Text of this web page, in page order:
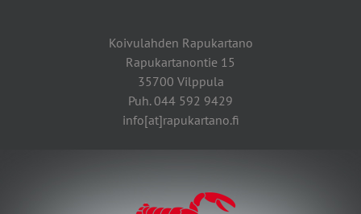
Koivulahden Rapukartano
Rapukartanontie 15
35700 Vilppula
Puh. 044 592 9429
info[at]rapukartano.fi